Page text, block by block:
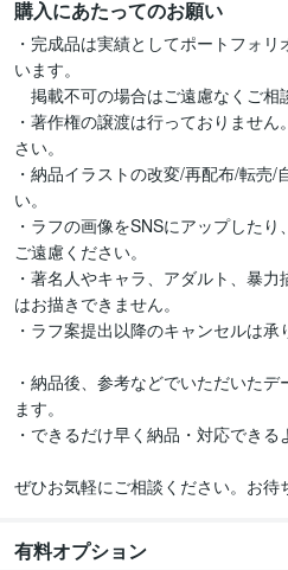
購入にあたってのお願い
・完成品は実績としてポートフォ
います。
掲載不可の場合はご遠慮なくご相
・著作権の譲渡は行っておりませ
さい。
・納品イラストの改変/再配布/転売/
い。
・ラフの画像をSNSにアップした
ご遠慮ください。
・著名人やキャラ、アダルト、暴
はお描きできません。
・ラフ案提出以降のキャンセルは承
・納品後、参考などでいただいた
ます。
・できるだけ早く納品・対応できる
ぜひお気軽にご相談ください。お待
有料オプション